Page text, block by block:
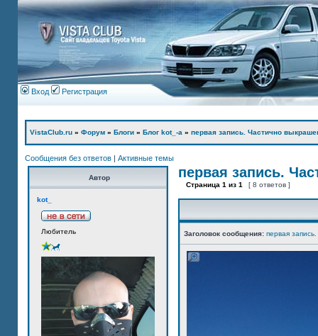
Вход Регистрация
VistaClub.ru » Форум » Блоги » Блог kot_-а » первая запись. Частично
Сообщения без ответов | Активные темы
Автор
kot_
Любитель
первая запись.
Страница 1 из 1 [ 8 ответов ]
Заголовок сообщения: первая